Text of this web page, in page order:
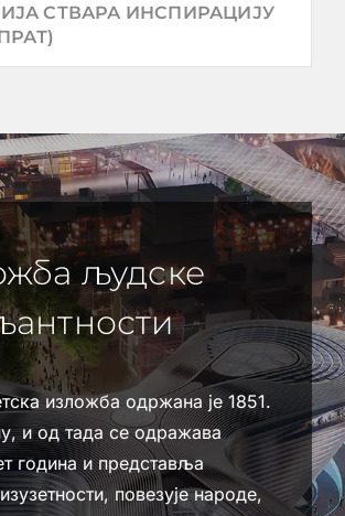
СТВАРА ИНСПИРАЦИЈУ
људске
изложба одржана је 1851.
и од тада се одражава
година и представља
повезује народе,